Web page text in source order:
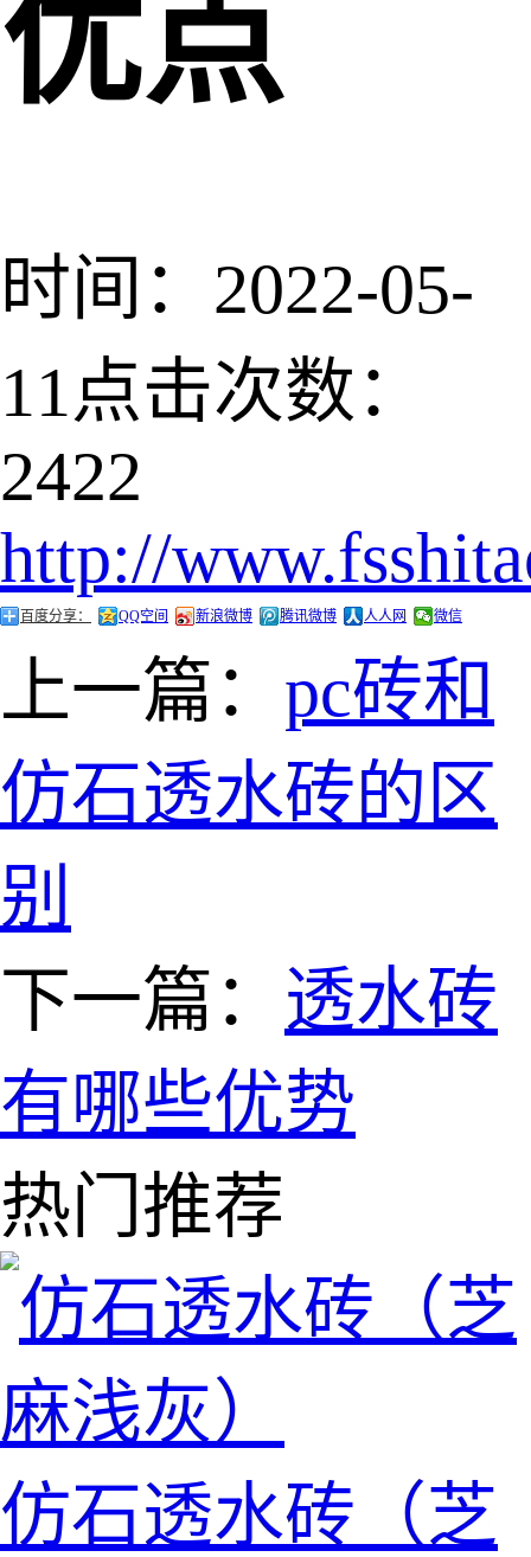
优点
时间：2022-05-
11点击次数：
2422
http://
百度分享： QQ空间 新浪微博 腾讯微博 人人网 微信
上一篇： pc砖和
仿石透水砖的区
别
下一篇： 透水砖
有哪些优势
热门推荐
仿石透水砖（芝